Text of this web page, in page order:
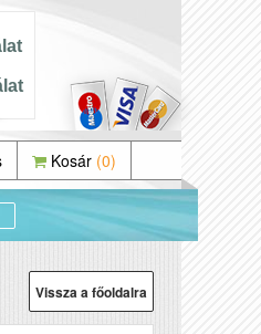
Kosár (0)
Vissza a főoldalra